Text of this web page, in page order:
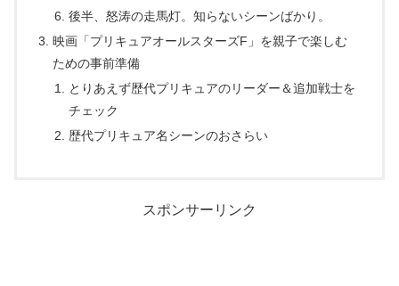
後半、怒涛の走馬灯。知らないシーンばかり。
映画「プリキュアオールスターズF」を親子で楽しむ
ための事前準備
とりあえず歴代プリキュアのリーダー＆追加戦士を
チェック
歴代プリキュア名シーンのおさらい
スポンサーリンク